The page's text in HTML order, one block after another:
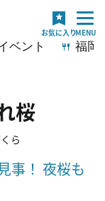
ベント 福岡
桜
ら
事！ 夜桜も